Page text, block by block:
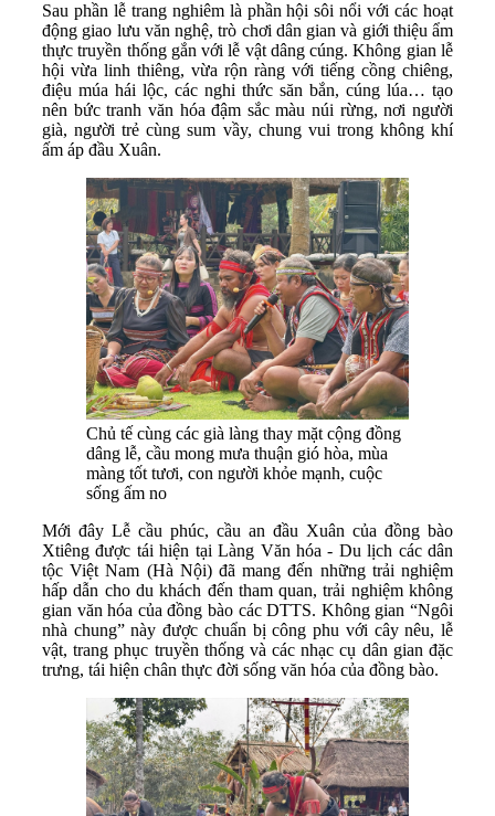
Sau phần lễ trang nghiêm là phần hội sôi nổi với các hoạt
động giao lưu văn nghệ, trò chơi dân gian và giới thiệu ẩm
thực truyền thống gắn với lễ vật dâng cúng. Không gian lễ
hội vừa linh thiêng, vừa rộn ràng với tiếng cồng chiêng,
điệu múa hái lộc, các nghi thức săn bắn, cúng lúa… tạo
nên bức tranh văn hóa đậm sắc màu núi rừng, nơi người
già, người trẻ cùng sum vầy, chung vui trong không khí
ấm áp đầu Xuân.
Chủ tế cùng các già làng thay mặt cộng đồng
dâng lễ, cầu mong mưa thuận gió hòa, mùa
màng tốt tươi, con người khỏe mạnh, cuộc
sống ấm no
Mới đây Lễ cầu phúc, cầu an đầu Xuân của đồng bào
Xtiêng được tái hiện tại Làng Văn hóa - Du lịch các dân
tộc Việt Nam (Hà Nội) đã mang đến những trải nghiệm
hấp dẫn cho du khách đến tham quan, trải nghiệm không
gian văn hóa của đồng bào các DTTS. Không gian “Ngôi
nhà chung” này được chuẩn bị công phu với cây nêu, lễ
vật, trang phục truyền thống và các nhạc cụ dân gian đặc
trưng, tái hiện chân thực đời sống văn hóa của đồng bào.